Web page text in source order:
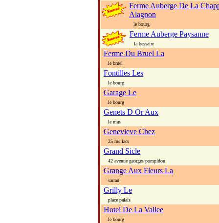
Ferme Auberge De La
Alagnon
le bourg
Ferme Auberge Paysanne
la bessaire
Ferme Du Bruel La
le bruel
Fontilles Les
le bourg
Garage Le
le bourg
Genets D Or Aux
le mas
Genevieve Chez
25 rue lacs
Grand Sicle
42 avenue georges pompidou
Grange Aux Fleurs La
sarran
Grilly Le
place palais
Hotel De La Vallee
le bourg